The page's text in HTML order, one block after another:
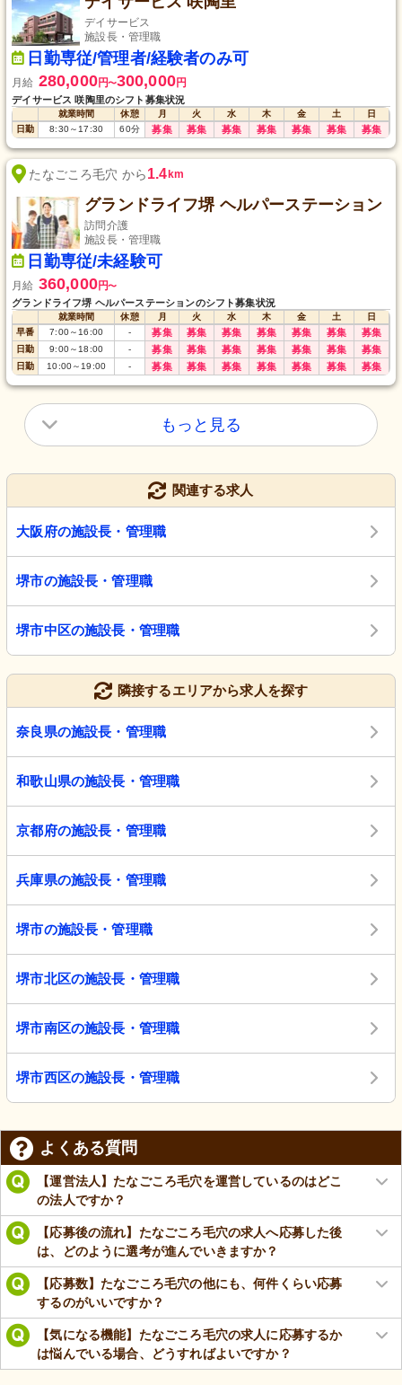
デイサービス
施設長・管理職
日勤専従/管理者/経験者のみ可
月給 280,000円〜300,000円
デイサービス 咲陶里のシフト募集状況
就業時間 休憩 月 火 水 木 金 土
日
日勤
8:30～ 17:30 60分 募集 募集 募集 募集 募集 募集 募集
たなごころ毛穴 から1.4km
グランドライフ堺 ヘルパーステーション
訪問介護
施設長・管理職
日勤専従/未経験可
月給 360,000円〜
グランドライフ堺 ヘルパーステーションのシフト募集状況
就業時間 休憩 月 火 水 木 金 土
日
早番
7:00～ 16:00 - 募集 募集 募集 募集 募集 募集 募集
日勤 9:00～ 18:00 - 募集 募集 募集 募集 募集 募集 募集
日勤 10:00～ 19:00 - 募集 募集 募集 募集 募集 募集 募集
もっと見る
関連する求人
大阪府の施設長・管理職
堺市の施設長・管理職
堺市中区の施設長・管理職
隣接するエリアから求人を探す
奈良県の施設長・管理職
和歌山県の施設長・管理職
京都府の施設長・管理職
兵庫県の施設長・管理職
堺市の施設長・管理職
堺市北区の施設長・管理職
堺市南区の施設長・管理職
堺市西区の施設長・管理職
よくある質問
【運営法人】たなごころ毛穴を運営しているのはどこ
の法人ですか？
【応募後の流れ】たなごころ毛穴の求人へ応募した後
は、どのように選考が進んでいきますか？
【応募数】たなごころ毛穴の他にも、何件くらい応募
するのがいいですか？
【気になる機能】たなごころ毛穴の求人に応募するか
は悩んでいる場合、どうすればよいですか？